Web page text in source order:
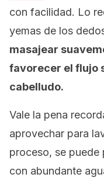
con facilidad. Lo
yemas de los
masajear
favorecer el flujo
cabelludo.
Vale la pena
aprovechar para
proceso, se puede
con abundante